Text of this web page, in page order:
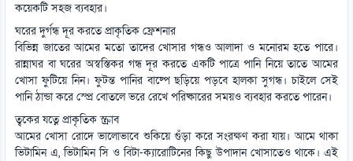
কয়েকটি সহজ ব্যবহার।
ঘরের দুর্গন্ধ দূর করতে প্রাকৃতিক ফ্রেশনার
বিভিন্ন জাতের আমের মতো তাদের খোসার গন্ধও আলাদা ও মনোরম হতে পারে।
রান্নাঘর বা ঘরের অস্বস্তিকর গন্ধ দূর করতে একটি পাত্রে পানি নিয়ে তাতে আমের
খোসা ফুটিয়ে নিন। ফুটন্ত পানির বাষ্পে ছড়িয়ে পড়বে হালকা সুগন্ধ। চাইলে সেই
পানি ঠান্ডা করে স্প্রে বোতলে ভরে রেখে পরিষ্কারের সময়ও ব্যবহার করতে পারেন।
ত্বকের যত্নে প্রাকৃতিক স্ক্রাব
আমের খোসা রোদে ভালোভাবে শুকিয়ে গুঁড়া করে সংরক্ষণ করা যায়। আমে থাকা
ভিটামিন এ, ভিটামিন সি ও বিটা-ক্যারোটিনের কিছু উপাদান খোসাতেও থাকে। এই